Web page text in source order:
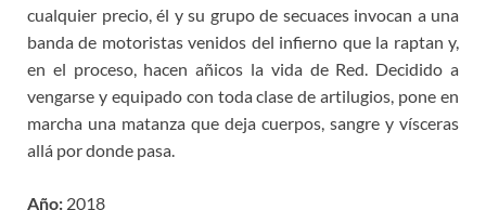
cualquier precio, él y su grupo de secuaces invocan a una
banda de motoristas venidos del infierno que la raptan y,
en el proceso, hacen añicos la vida de Red. Decidido a
vengarse y equipado con toda clase de artilugios, pone en
marcha una matanza que deja cuerpos, sangre y vísceras
allá por donde pasa.
Año: 2018